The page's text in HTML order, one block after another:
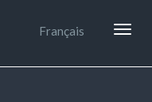
Français